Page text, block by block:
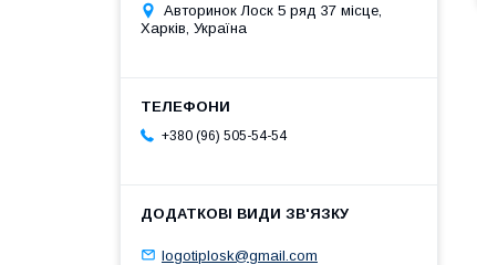
Авторинок Лоск 5 ряд 37 місце,
Харків, Україна
+380 (96) 505-54-54
logotiplosk@gmail.com